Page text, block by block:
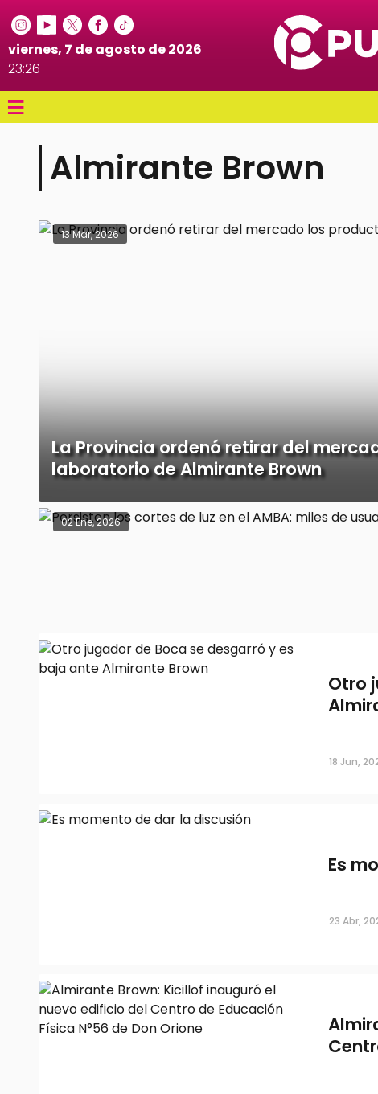
viernes, 7 de agosto de 2026
23:26
≡
Almirante Brown
13 Mar, 2026
La Provincia ordenó retirar del
laboratorio de Almirante Brown
02 Ene, 2026
Conmoción en Almirante Brown:
Otro
18 Jun,
Es
23 Abr,